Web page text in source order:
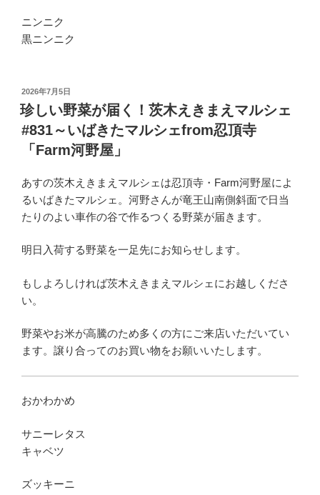
ニンニク
黒ニンニク
投
稿
日:
2026年7月5日
珍しい野菜が届く！茨木えきまえマルシェ
#831～いばきたマルシェfrom忍頂寺
「Farm河野屋」
あすの茨木えきまえマルシェは忍頂寺・Farm河野屋によ
るいばきたマルシェ。河野さんが竜王山南側斜面で日当
たりのよい車作の谷で作るつくる野菜が届きます。
明日入荷する野菜を一足先にお知らせします。
もしよろしければ茨木えきまえマルシェにお越しくださ
い。
野菜やお米が高騰のため多くの方にご来店いただいてい
ます。譲り合ってのお買い物をお願いいたします。
おかわかめ
サニーレタス
キャベツ
ズッキーニ